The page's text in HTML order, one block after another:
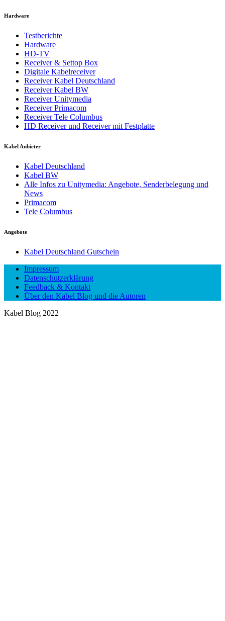
Hardware
Testberichte
Hardware
HD-TV
Receiver & Settop Box
Digitale Kabelreceiver
Receiver Kabel Deutschland
Receiver Kabel BW
Receiver Unitymedia
Receiver Primacom
Receiver Tele Columbus
HD Receiver und Receiver mit Festplatte
Kabel Anbieter
Kabel Deutschland
Kabel BW
Alle Infos zu Unitymedia: Angebote, Senderbelegung und
News
Primacom
Tele Columbus
Angebote
Kabel Deutschland Gutschein
Impressum
Datenschutzerklärung
Feedback & Kontakt
Über den Kabel Blog und die Autoren
Kabel Blog 2022